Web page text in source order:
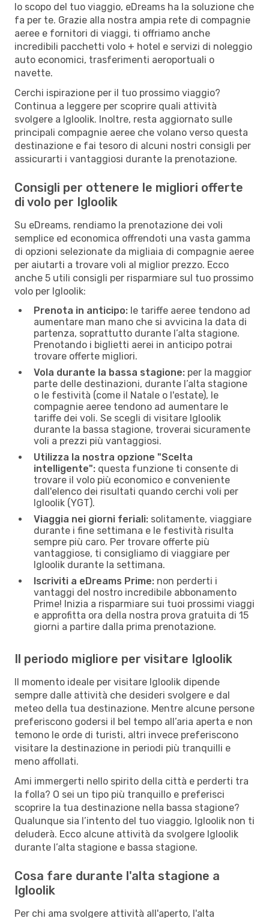
lo scopo del tuo viaggio, eDreams ha la soluzione che
fa per te. Grazie alla nostra ampia rete di compagnie
aeree e fornitori di viaggi, ti offriamo anche
incredibili pacchetti volo + hotel e servizi di noleggio
auto economici, trasferimenti aeroportuali o
navette.
Cerchi ispirazione per il tuo prossimo viaggio?
Continua a leggere per scoprire quali attività
svolgere a Igloolik. Inoltre, resta aggiornato sulle
principali compagnie aeree che volano verso questa
destinazione e fai tesoro di alcuni nostri consigli per
assicurarti i vantaggiosi durante la prenotazione.
Consigli per ottenere le migliori offerte
di volo per Igloolik
Su eDreams, rendiamo la prenotazione dei voli
semplice ed economica offrendoti una vasta gamma
di opzioni selezionate da migliaia di compagnie aeree
per aiutarti a trovare voli al miglior prezzo. Ecco
anche 5 utili consigli per risparmiare sul tuo prossimo
volo per Igloolik:
Prenota in anticipo: le tariffe aeree tendono ad
aumentare man mano che si avvicina la data di
partenza, soprattutto durante l’alta stagione.
Prenotando i biglietti aerei in anticipo potrai
trovare offerte migliori.
Vola durante la bassa stagione: per la maggior
parte delle destinazioni, durante l’alta stagione
o le festività (come il Natale o l'estate), le
compagnie aeree tendono ad aumentare le
tariffe dei voli. Se scegli di visitare Igloolik
durante la bassa stagione, troverai sicuramente
voli a prezzi più vantaggiosi.
Utilizza la nostra opzione "Scelta
intelligente": questa funzione ti consente di
trovare il volo più economico e conveniente
dall'elenco dei risultati quando cerchi voli per
Igloolik (YGT).
Viaggia nei giorni feriali: solitamente, viaggiare
durante i fine settimana e le festività risulta
sempre più caro. Per trovare offerte più
vantaggiose, ti consigliamo di viaggiare per
Igloolik durante la settimana.
Iscriviti a eDreams Prime: non perderti i
vantaggi del nostro incredibile abbonamento
Prime! Inizia a risparmiare sui tuoi prossimi viaggi
e approfitta ora della nostra prova gratuita di 15
giorni a partire dalla prima prenotazione.
Il periodo migliore per visitare Igloolik
Il momento ideale per visitare Igloolik dipende
sempre dalle attività che desideri svolgere e dal
meteo della tua destinazione. Mentre alcune persone
preferiscono godersi il bel tempo all’aria aperta e non
temono le orde di turisti, altri invece preferiscono
visitare la destinazione in periodi più tranquilli e
meno affollati.
Ami immergerti nello spirito della città e perderti tra
la folla? O sei un tipo più tranquillo e preferisci
scoprire la tua destinazione nella bassa stagione?
Qualunque sia l’intento del tuo viaggio, Igloolik non ti
deluderà. Ecco alcune attività da svolgere Igloolik
durante l’alta stagione e bassa stagione.
Cosa fare durante l'alta stagione a
Igloolik
Per chi ama svolgere attività all'aperto, l'alta